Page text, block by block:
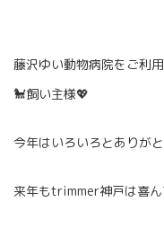
藤沢ゆい動物病院をご利
🐩飼い主様💖
今年はいろいろとありが
来年もtrimmer神戸は喜